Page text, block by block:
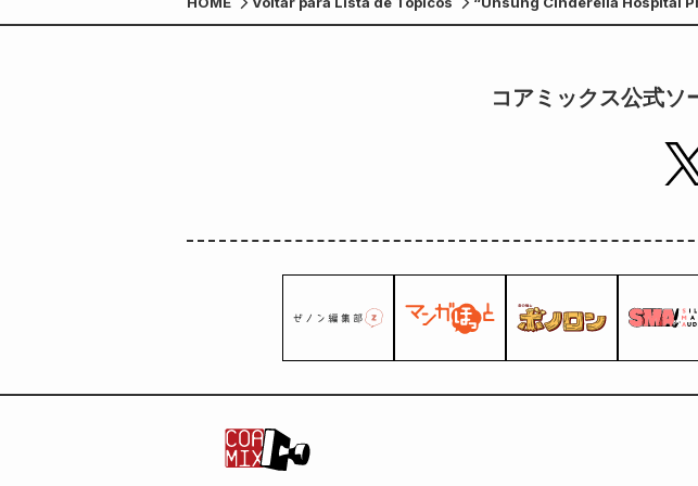
publicados no Weekly Asahi!
コアミックス公式ソ